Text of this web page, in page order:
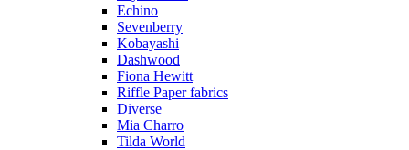
Echino
Sevenberry
Kobayashi
Dashwood
Fiona Hewitt
Riffle Paper fabrics
Diverse
Mia Charro
Tilda World